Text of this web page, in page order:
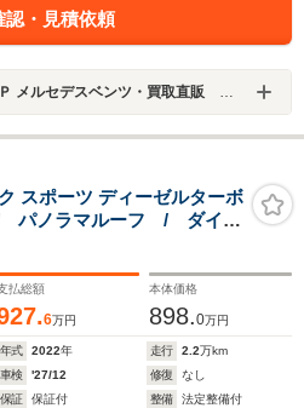
認・見積依頼
ンツ・買取直販 柏インター／（株）シーリーフ
スポーツ ディーゼルターボ
パノラマルーフ / ダイヤ
きPシート / シートヒー
ソーンAC / ブルメスタ
ディスプレイ / 21AW
払総額
6万円
本体価格
898.0万円
年式 2022年 走行 2.2万km
車検
'27/12 修復
なし
保証
保証付 整備
法定整備付